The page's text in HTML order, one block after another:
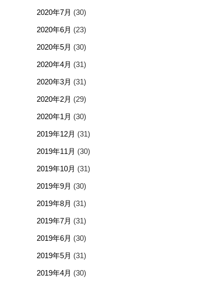
2020年7月 (30)
2020年6月 (23)
2020年5月 (30)
2020年4月 (31)
2020年3月 (31)
2020年2月 (29)
2020年1月 (30)
2019年12月 (31)
2019年11月 (30)
2019年10月 (31)
2019年9月 (30)
2019年8月 (31)
2019年7月 (31)
2019年6月 (30)
2019年5月 (31)
2019年4月 (30)